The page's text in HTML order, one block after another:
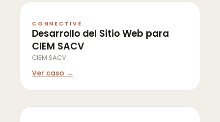
CONNECTIVE
Desarrollo del Sitio Web para
CIEM SACV
CIEM SACV
Ver caso →